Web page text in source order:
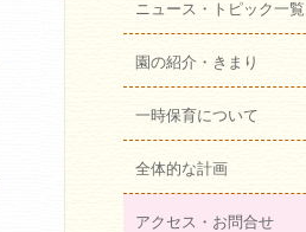
ニュース・トピック一覧
園の紹介・きまり
一時保育について
全体的な計画
アクセス・お問合せ